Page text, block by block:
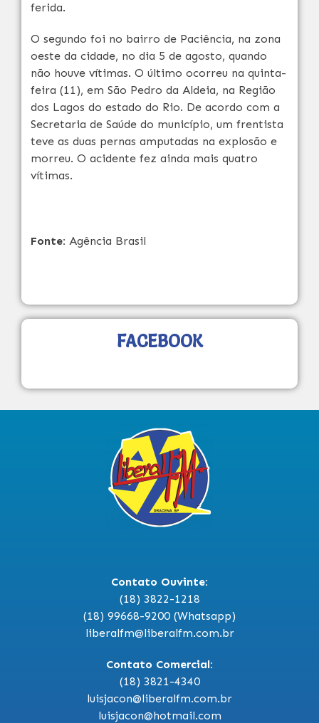
ferida.
O segundo foi no bairro de Paciência, na zona
oeste da cidade, no dia 5 de agosto, quando
não houve vítimas. O último ocorreu na quinta-
feira (11), em São Pedro da Aldeia, na Região
dos Lagos do estado do Rio. De acordo com a
Secretaria de Saúde do município, um frentista
teve as duas pernas amputadas na explosão e
morreu. O acidente fez ainda mais quatro
vítimas.
Fonte: Agência Brasil
FACEBOOK
Contato Ouvinte:
(18) 3822-1218
(18) 99668-9200 (Whatsapp)
liberalfm@liberalfm.com.br
Contato Comercial:
(18) 3821-4340
luisjacon@liberalfm.com.br
luisjacon@hotmail.com